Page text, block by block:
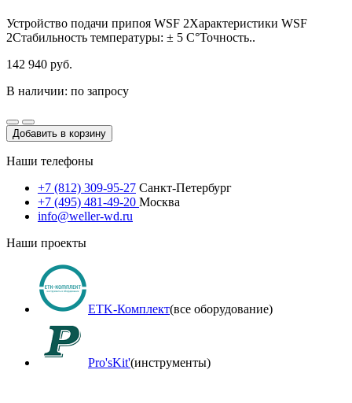
Устройство подачи припоя WSF 2Характеристики WSF
2Стабильность температуры: ± 5 С°Точность..
142 940 руб.
В наличии: по запросу
Добавить в корзину
Наши телефоны
+7 (812) 309-95-27 Санкт-Петербург
+7 (495) 481-49-20 Москва
info@weller-wd.ru
Наши проекты
ETK-Комплект(все оборудование)
Pro'sKit'(инструменты)